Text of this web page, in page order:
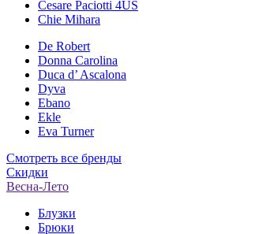
Cesare Paciotti 4US
Chie Mihara
De Robert
Donna Carolina
Duca d’ Ascalona
Dyva
Ebano
Ekle
Eva Turner
Смотреть все бренды
Скидки
Весна-Лето
Блузки
Брюки